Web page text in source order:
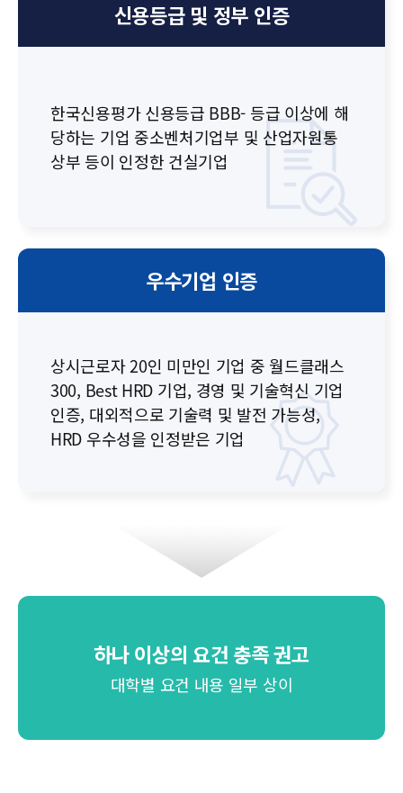
신용등급 및 정부 인증
한국신용평가 신용등급 BBB- 등급 이상에 해
당하는 기업 중소벤처기업부 및 산업자원통
상부 등이 인정한 건실기업
우수기업 인증
상시근로자 20인 미만인 기업 중 월드클래스
300, Best HRD 기업, 경영 및 기술혁신 기업
인증, 대외적으로 기술력 및 발전 가능성,
HRD 우수성을 인정받은 기업
하나 이상의 요건 충족 권고
대학별 요건 내용 일부 상이